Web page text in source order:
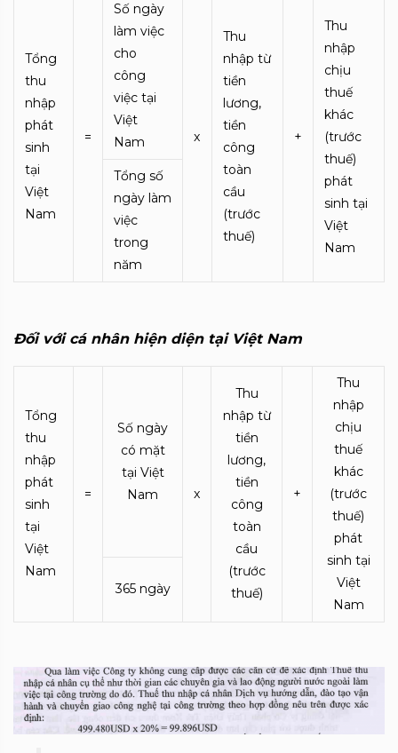
Tổng
thu
nhập
phát
sinh
tại
Việt
Nam
=
Số ngày
làm việc
cho
công
việc tại
Việt
Nam
x
Thu
nhập từ
tiền
lương,
tiền
công
toàn
cầu
(trước
thuế)
+
Thu
nhập
chịu
thuế
khác
(trước
thuế)
phát
sinh tại
Việt
Nam
Tổng số
ngày làm
việc
trong
năm
Đối với cá nhân hiện diện tại Việt Nam
Tổng
thu
nhập
phát
sinh
tại
Việt
Nam
=
Số ngày
có mặt
tại Việt
Nam
x
Thu
nhập từ
tiền
lương,
tiền
công
toàn
cầu
(trước
thuế)
+
Thu
nhập
chịu
thuế
khác
(trước
thuế)
phát
sinh tại
Việt
Nam
365 ngày